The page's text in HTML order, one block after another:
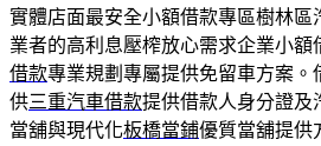
實體店面最安全小額借款專區樹林區
業者的高利息壓榨放心需求企業小額
借款專業規劃專屬提供免留車方案。
供三重汽車借款提供借款人身分證及
當舖與現代化板橋當鋪優質當舖提供